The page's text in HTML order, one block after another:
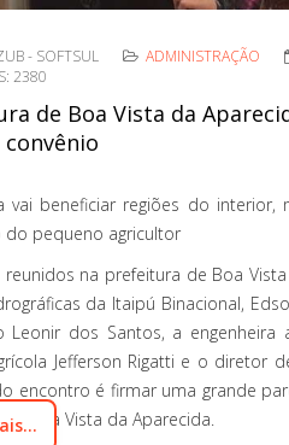
- SOFTSUL ADMINISTRAÇÃO
2380
de Boa Vista da
vai beneficiar regiões do interior,
do pequeno agricultor
reunidos na prefeitura de Boa
da Itaipú Binacional,
Leonir dos Santos, a engenheira
Jefferson Rigatti e o diretor
encontro é firmar uma grande
de Boa Vista da Aparecida.